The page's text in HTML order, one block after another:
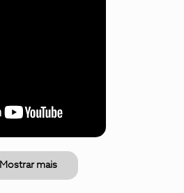
Mostrar mais